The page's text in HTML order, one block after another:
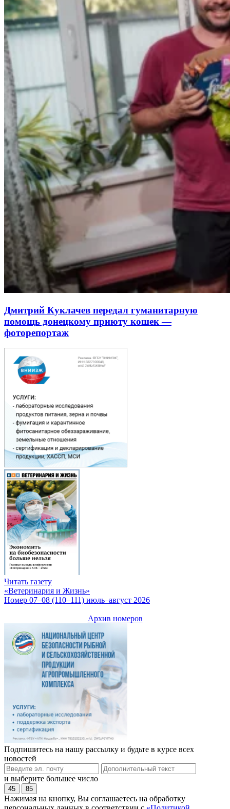
Дмитрий Куклачев передал гуманитарную
помощь донецкому приюту кошек —
фоторепортаж
Читать газету
«Ветеринария и Жизнь»
Номер 07–08 (110–111) июль–август 2026
Архив номеров
Подпишитесь на нашу рассылку и будьте в курсе всех
новостей
и выберите большее число
45 85
Нажимая на кнопку, Вы соглашаетесь на обработку